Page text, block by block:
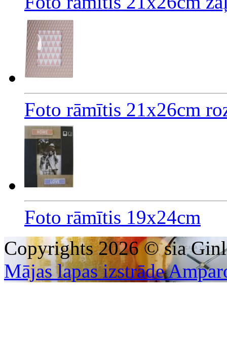
Foto rāmītis 21x26cm
Foto rāmītis 19x24cm
Copyrights 2026 © sia
Mājas lapas izstrāde